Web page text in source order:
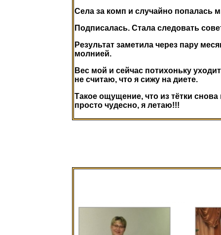
Села за комп и случайно
Подписалась. Стала следовать
Результат заметила через пару
молнией.
Вес мой и сейчас потихоньку
не считаю, что я сижу на диете.
Такое ощущение, что из тётки
просто чудесно, я летаю!!!